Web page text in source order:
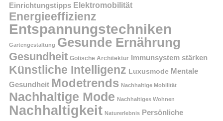
Einrichtungstipps Elektromobilität
Energieeffizienz
Entspannungstechniken
Gartengestaltung Gesunde Ernährung
Gesundheit Gotische Architektur Immunsystem stärken
Künstliche Intelligenz Luxusmode Mentale
Gesundheit Modetrends Nachhaltige Mobilität
Nachhaltige Mode Nachhaltiges Wohnen
Nachhaltigkeit Naturerlebnis Persönliche